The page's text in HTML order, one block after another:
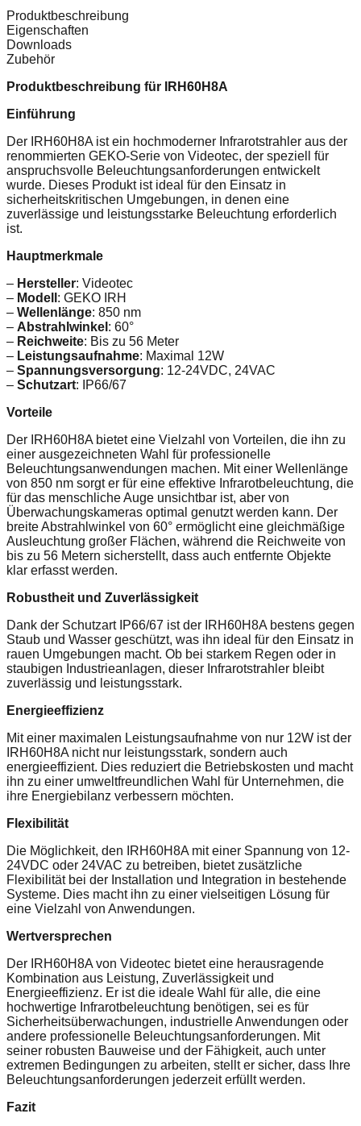
Produktbeschreibung
Eigenschaften
Downloads
Zubehör
Produktbeschreibung für IRH60H8A
Einführung
Der IRH60H8A ist ein hochmoderner Infrarotstrahler aus der
renommierten GEKO-Serie von Videotec, der speziell für
anspruchsvolle Beleuchtungsanforderungen entwickelt
wurde. Dieses Produkt ist ideal für den Einsatz in
sicherheitskritischen Umgebungen, in denen eine
zuverlässige und leistungsstarke Beleuchtung erforderlich
ist.
Hauptmerkmale
– Hersteller: Videotec
– Modell : GEKO IRH
– Wellenlänge: 850 nm
– Abstrahlwinkel : 60°
– Reichweite: Bis zu 56 Meter
– Leistungsaufnahme: Maximal 12W
– Spannungsversorgung: 12-24VDC, 24VAC
– Schutzart: IP66/67
Vorteile
Der IRH60H8A bietet eine Vielzahl von Vorteilen, die ihn zu
einer ausgezeichneten Wahl für professionelle
Beleuchtungsanwendungen machen. Mit einer Wellenlänge
von 850 nm sorgt er für eine effektive Infrarotbeleuchtung, die
für das menschliche Auge unsichtbar ist, aber von
Überwachungskameras optimal genutzt werden kann. Der
breite Abstrahlwinkel von 60° ermöglicht eine gleichmäßige
Ausleuchtung großer Flächen, während die Reichweite von
bis zu 56 Metern sicherstellt, dass auch entfernte Objekte
klar erfasst werden.
Robustheit und Zuverlässigkeit
Dank der Schutzart IP66/67 ist der IRH60H8A bestens gegen
Staub und Wasser geschützt, was ihn ideal für den Einsatz in
rauen Umgebungen macht. Ob bei starkem Regen oder in
staubigen Industrieanlagen, dieser Infrarotstrahler bleibt
zuverlässig und leistungsstark.
Energieeffizienz
Mit einer maximalen Leistungsaufnahme von nur 12W ist der
IRH60H8A nicht nur leistungsstark, sondern auch
energieeffizient. Dies reduziert die Betriebskosten und macht
ihn zu einer umweltfreundlichen Wahl für Unternehmen, die
ihre Energiebilanz verbessern möchten.
Flexibilität
Die Möglichkeit, den IRH60H8A mit einer Spannung von 12-
24VDC oder 24VAC zu betreiben, bietet zusätzliche
Flexibilität bei der Installation und Integration in bestehende
Systeme. Dies macht ihn zu einer vielseitigen Lösung für
eine Vielzahl von Anwendungen.
Wertversprechen
Der IRH60H8A von Videotec bietet eine herausragende
Kombination aus Leistung, Zuverlässigkeit und
Energieeffizienz. Er ist die ideale Wahl für alle, die eine
hochwertige Infrarotbeleuchtung benötigen, sei es für
Sicherheitsüberwachungen, industrielle Anwendungen oder
andere professionelle Beleuchtungsanforderungen. Mit
seiner robusten Bauweise und der Fähigkeit, auch unter
extremen Bedingungen zu arbeiten, stellt er sicher, dass Ihre
Beleuchtungsanforderungen jederzeit erfüllt werden.
Fazit